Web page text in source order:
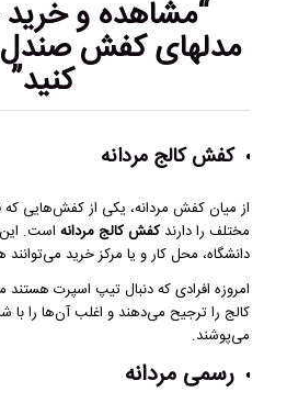
“مشاهده و
مدلهای کفش صندل
کنید”
کفش کالج مردانه
از میان کفش مردانه، یکی از کفش‌هایی که
مختلف را دارندکفش کالج مردانهاست. این
دانشگاه، محل کار و یا مرکز خرید می‌توانند
امروزه افرادی که دنبال تیپ اسپرت
کالج را ترجیح می‌دهند و اغلب آن‌ها را با
می‌پوشند.
رسمی مردانه